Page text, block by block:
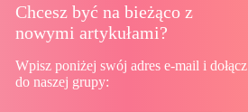
Chcesz być na bieżąco z
nowymi artykułami?
Wpisz poniżej swój adres e-mail i dołącz
do naszej grupy: